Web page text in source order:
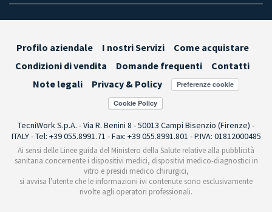
Profilo aziendale I nostri Servizi
Come acquistare
Condizioni di vendita
Domande frequenti
Contatti
Note legali
Privacy & Policy Preferenze cookie
TecniWork S.p.A. - Via R. Benini 8 - 50013 Campi Bisenzio (Firenze) -
ITALY - Tel: +39 055.8991.71 - Fax: +39 055.8991.801 - P.IVA: 01812000485
Ai sensi delle Linee guida del Ministero della Salute relative alla pubblicità
sanitaria concernente i dispositivi medici, dispositivi medico-diagnostici in
vitro e presidi medico chirurgici,
si avvisa l'utente che le informazioni ivi contenute sono esclusivamente
rivolte agli operatori professionali.